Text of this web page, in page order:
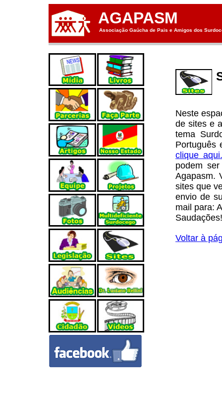
AGAPASM
Associação Gaúcha de Pais e Amigos dos
Neste
de sites e
tema
Português
clique
podem
Agapasm.
sites que
envio de
mail para:
Saudações!
Voltar à